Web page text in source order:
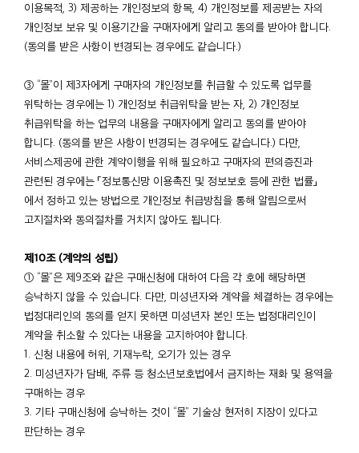
이용목적, 3) 제공하는 개인정보의 항목, 4) 개인정보를 제공받는 자의
개인정보 보유 및 이용기간을 구매자에게 알리고 동의를 받아야 합니다.
(동의를 받은 사항이 변경되는 경우에도 같습니다.)
③ “몰”이 제3자에게 구매자의 개인정보를 취급할 수 있도록 업무를
위탁하는 경우에는 1) 개인정보 취급위탁을 받는 자, 2) 개인정보
취급위탁을 하는 업무의 내용을 구매자에게 알리고 동의를 받아야
합니다. (동의를 받은 사항이 변경되는 경우에도 같습니다.) 다만,
서비스제공에 관한 계약이행을 위해 필요하고 구매자의 편의증진과
관련된 경우에는 「정보통신망 이용촉진 및 정보보호 등에 관한 법률」
에서 정하고 있는 방법으로 개인정보 취급방침을 통해 알림으로써
고지절차와 동의절차를 거치지 않아도 됩니다.
제10조 (계약의 성립)
① “몰”은 제9조와 같은 구매신청에 대하여 다음 각 호에 해당하면
승낙하지 않을 수 있습니다. 다만, 미성년자와 계약을 체결하는 경우에는
법정대리인의 동의를 얻지 못하면 미성년자 본인 또는 법정대리인이
계약을 취소할 수 있다는 내용을 고지하여야 합니다.
1. 신청 내용에 허위, 기재누락, 오기가 있는 경우
2. 미성년자가 담배, 주류 등 청소년보호법에서 금지하는 재화 및 용역을
구매하는 경우
3. 기타 구매신청에 승낙하는 것이 “몰” 기술상 현저히 지장이 있다고
판단하는 경우